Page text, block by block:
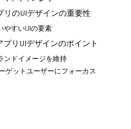
リのUIデザインの重要性
やすいUIの要素
プリUIデザインのポイント
ンドイメージを維持
ゲットユーザーにフォーカス